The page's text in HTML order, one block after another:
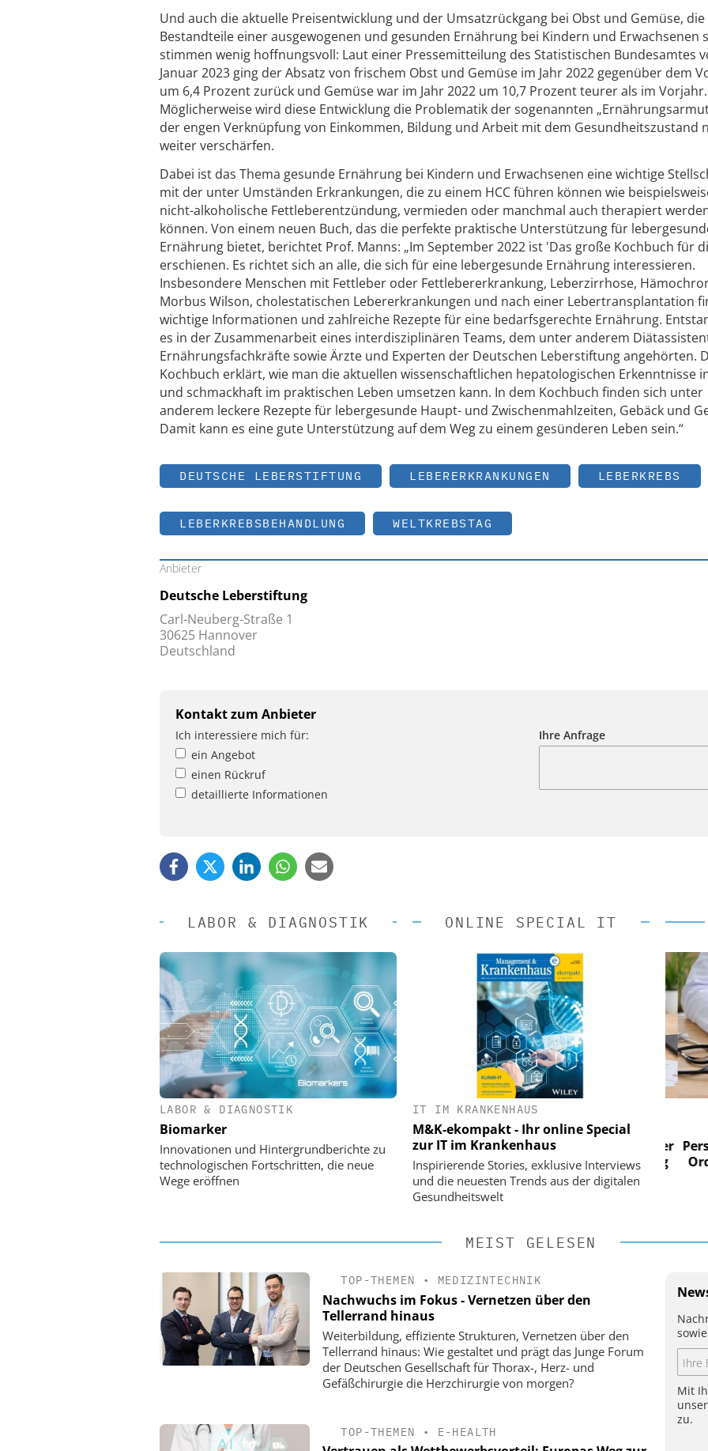
Und auch die aktuelle Preisentwicklung und der Umsatzrückgang bei Obst und Gemüse,
Bestandteile einer ausgewogenen und gesunden Ernährung bei Kindern und Erwachsenen
stimmen wenig hoffnungsvoll: Laut einer Pressemitteilung des Statistischen Bundesamtes
Januar 2023 ging der Absatz von frischem Obst und Gemüse im Jahr 2022 gegenüber dem
um 6,4 Prozent zurück und Gemüse war im Jahr 2022 um 10,7 Prozent teurer als im Vorjahr.
Möglicherweise wird diese Entwicklung die Problematik der sogenannten
der engen Verknüpfung von Einkommen, Bildung und Arbeit mit dem Gesundheitszustand
weiter verschärfen.
Dabei ist das Thema gesunde Ernährung bei Kindern und Erwachsenen eine wichtige
mit der unter Umständen Erkrankungen, die zu einem HCC führen können wie
nicht-alkoholische Fettleberentzündung, vermieden oder manchmal auch therapiert
können. Von einem neuen Buch, das die perfekte praktische Unterstützung für
Ernährung bietet, berichtet Prof. Manns: „Im September 2022 ist 'Das große Kochbuch für
erschienen. Es richtet sich an alle, die sich für eine lebergesunde Ernährung interessieren.
Insbesondere Menschen mit Fettleber oder Fettlebererkrankung, Leberzirrhose,
Morbus Wilson, cholestatischen Lebererkrankungen und nach einer Lebertransplantation
wichtige Informationen und zahlreiche Rezepte für eine bedarfsgerechte Ernährung.
es in der Zusammenarbeit eines interdisziplinären Teams, dem unter anderem
Ernährungsfachkräfte sowie Ärzte und Experten der Deutschen Leberstiftung angehörten.
Kochbuch erklärt, wie man die aktuellen wissenschaftlichen hepatologischen Erkenntnisse
und schmackhaft im praktischen Leben umsetzen kann. In dem Kochbuch finden sich unter
anderem leckere Rezepte für lebergesunde Haupt- und Zwischenmahlzeiten, Gebäck und
Damit kann es eine gute Unterstützung auf dem Weg zu einem gesünderen Leben sein.“
DEUTSCHE LEBERSTIFTUNG LEBERERKRANKUNGEN LEBERKREBS
LEBERKREBSBEHANDLUNG WELTKREBSTAG
Anbieter
Deutsche Leberstiftung
Carl-Neuberg-Straße 1
30625 Hannover
Deutschland
Kontakt zum Anbieter
Ich interessiere mich für:
ein Angebot
einen Rückruf
detaillierte Informationen
Ihre Anfrage
LABOR & DIAGNOSTIK
LABOR & DIAGNOSTIK
Biomarker
Innovationen und Hintergrundberichte zu
technologischen Fortschritten, die neue
Wege eröffnen
ONLINE SPECIAL IT
IT IM KRANKENHAUS
M&K-ekompakt - Ihr online Special
zur IT im Krankenhaus
Inspirierende Stories, exklusive Interviews
und die neuesten Trends aus der digitalen
Gesundheitswelt
EASY SOFTWARE AG
Personalmanagement: Von digitaler
Ordnung zur KI-fähigen Steuerung
EASY SOFTWARE AG
Digitalisierung im
Personalmanagement: Von digitaler
Ordnung zur KI-fähigen Steuerung
MEIST GELESEN
TOP-THEMEN • MEDIZINTECHNIK
Nachwuchs im Fokus - Vernetzen über den
Tellerrand hinaus
Weiterbildung, effiziente Strukturen, Vernetzen über den
Tellerrand hinaus: Wie gestaltet und prägt das Junge Forum
der Deutschen Gesellschaft für Thorax-, Herz- und
Gefäßchirurgie die Herzchirurgie von morgen?
TOP-THEMEN • E-HEALTH
Mit
zu.